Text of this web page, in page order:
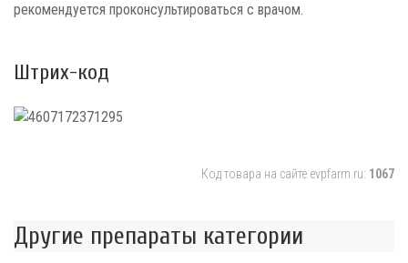
рекомендуется проконсультироваться с врачом.
Штрих-код
Код товара на сайте evpfarm.ru: 1067
Другие препараты категории